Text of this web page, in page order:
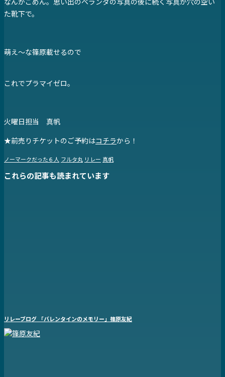
た靴下で。
萌え～な篠原載せるので
これでプラマイゼロ。
火曜日担当 真帆
★前売りチケットのご予約はコチラから！
ノーマークだった６人 フルタ丸 リレー 真帆
これらの記事も読まれています
リレーブログ 「バレンタインのメモリー」篠原友紀